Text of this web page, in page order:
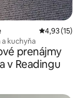
Priemerné
4,93 (15)
a kuchyňa
prenájmy
v Readingu